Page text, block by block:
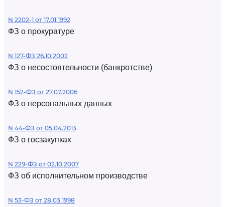
N 2202-1 от 17.01.1992
ФЗ о прокуратуре
N 127-ФЗ 26.10.2002
ФЗ о несостоятельности (банкротстве)
N 152-ФЗ от 27.07.2006
ФЗ о персональных данных
N 44-ФЗ от 05.04.2013
ФЗ о госзакупках
N 229-ФЗ от 02.10.2007
ФЗ об исполнительном производстве
N 53-ФЗ от 28.03.1998